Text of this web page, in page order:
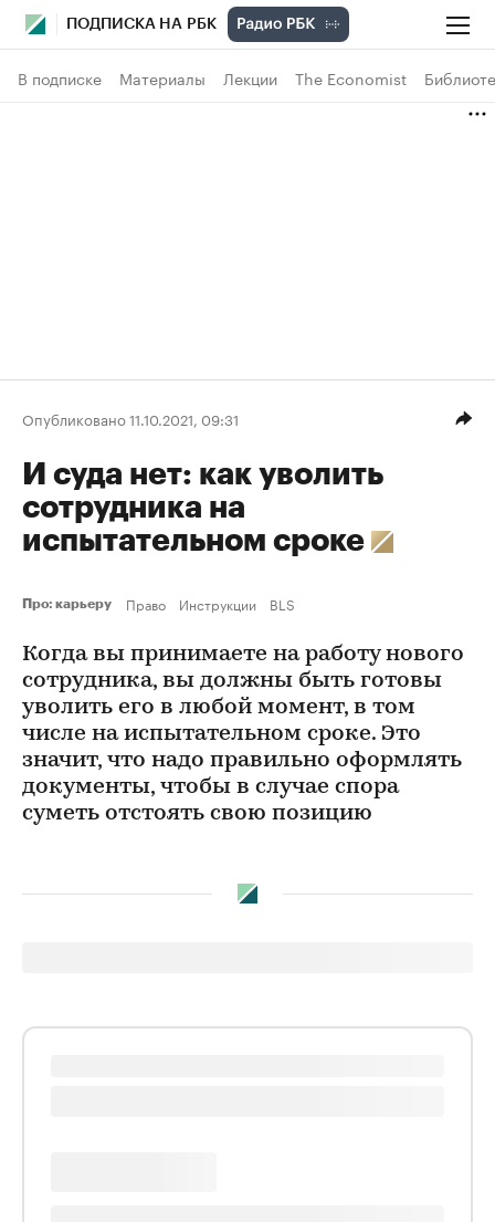
ПОДПИСКА НА РБК
В подписке Материалы Лекции The Economist
Опубликовано 11.10.2021, 09:31
И суда нет: как уволить
сотрудника на
испытательном сроке
Про: карьеру Право Инструкции BLS
Когда вы принимаете на работу нового
сотрудника, вы должны быть готовы
уволить его в любой момент, в том
числе на испытательном сроке. Это
значит, что надо правильно оформлять
документы, чтобы в случае спора
суметь отстоять свою позицию